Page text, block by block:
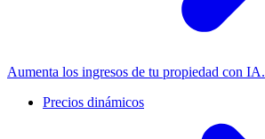
Aumenta los ingresos de tu propiedad con IA.
Precios dinámicos